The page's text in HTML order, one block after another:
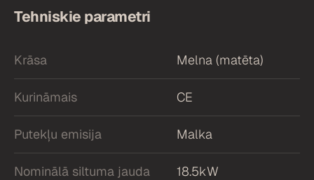
Tehniskie parametri
Krāsa Melna (matēta)
Kurināmais CE
Putekļu emisija Malka
Nominālā siltuma jauda 18.5kW